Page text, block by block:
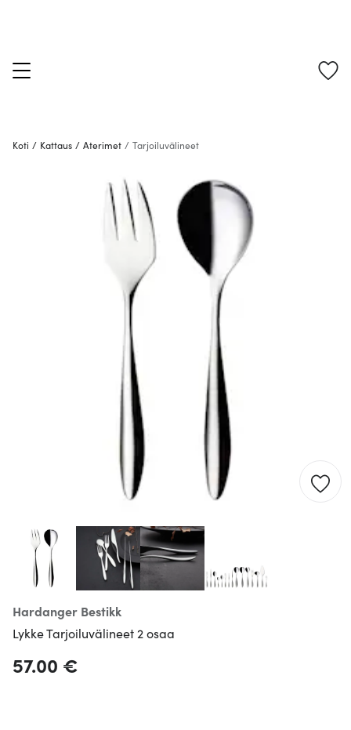
Koti / Kattaus / Aterimet / Tarjoiluvälineet
Hardanger Bestikk
Lykke Tarjoiluvälineet 2 osaa
57.00 €